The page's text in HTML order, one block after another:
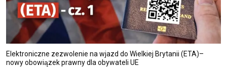
Elektroniczne zezwolenie na wjazd do Wielkiej Brytanii (ETA)–
nowy obowiązek prawny dla obywateli UE